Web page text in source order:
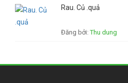
Rau. Củ .quả
Đăng bởi:Thu dung